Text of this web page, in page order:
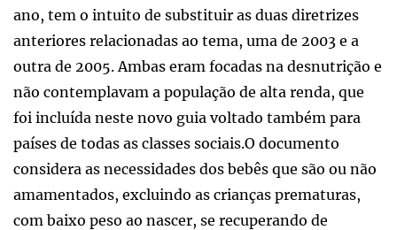
ano, tem o intuito de substituir as duas diretrizes
anteriores relacionadas ao tema, uma de 2003 e a
outra de 2005. Ambas eram focadas na desnutrição e
não contemplavam a população de alta renda, que
foi incluída neste novo guia voltado também para
países de todas as classes sociais.O documento
considera as necessidades dos bebês que são ou não
amamentados, excluindo as crianças prematuras,
com baixo peso ao nascer, se recuperando de